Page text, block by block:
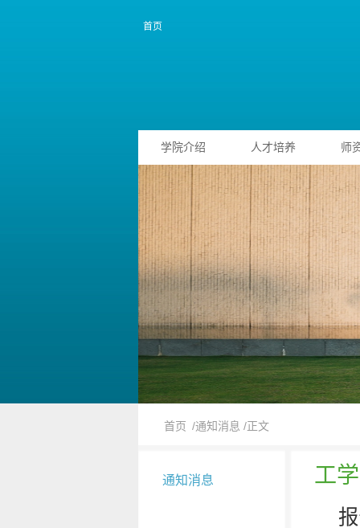
首页
学院介绍 人才培养 师
首页 /通知消息 /正文
通知消息 工